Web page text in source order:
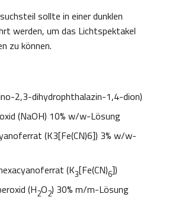
sollte in einer dunklen
werden, um das Lichtspektakel
zu können.
2,3-dihydrophthalazin-1,4-dion)
(NaOH) 10% w/w-Lösung
(K3[Fe(CN)6]) 3% w/w-
(K3[Fe(CN)6])
(H2O2) 30% m/m-Lösung